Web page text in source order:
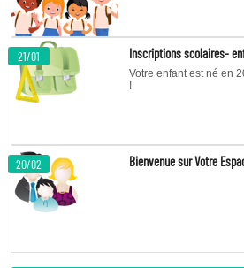
21/01 Inscriptions scolaires-
Votre enfant est né en
!
20/02 Bienvenue sur Votre